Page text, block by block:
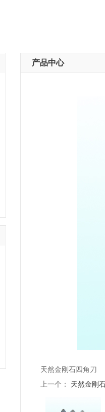
产品中心
天然金刚石四角刀
上一个： 天然金刚